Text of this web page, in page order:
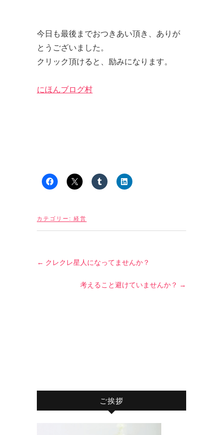
今日も最後までおつきあい頂き、ありが
とうございました。
クリック頂けると、励みになります。
にほんブログ村
カテゴリー: 経営
← クレクレ星人になってませんか？
考えること避けていませんか？ →
ご挨拶